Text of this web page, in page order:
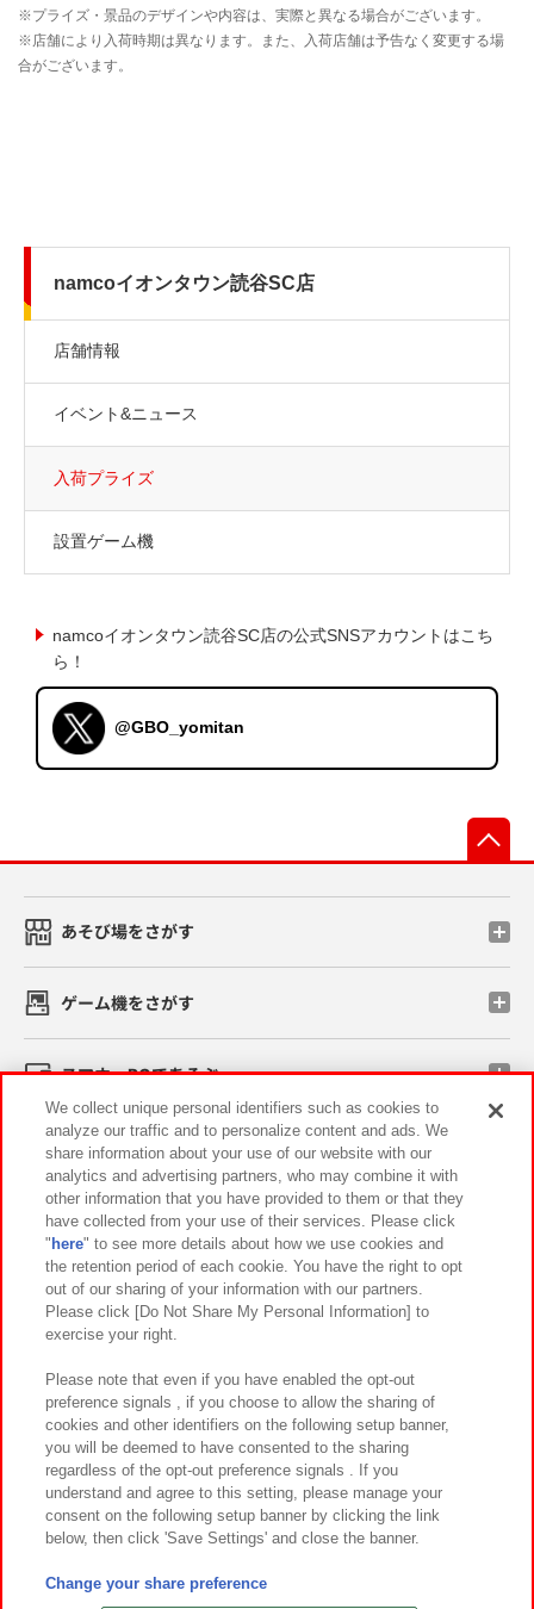
namcoイオンタウン読谷SC店
店舗情報
イベント&ニュース
入荷プライズ
設置ゲーム機
namcoイオンタウン読谷SC店の公式SNSアカウントはこち
ら！
@GBO_yomitan
あそび場をさがす
ゲーム機をさがす
スマホ・PCであそぶ
イベント・キャンペーン
関連会社 サステナビリティ サイトポリシー
プライバシーポリシー ウェブアクセシビリティ方針と検証結果
お取引先さまとともに
カスタマーハラスメント対応方針 よくあるご質問・お問い合わせ
©Bandai Namco Amusement Inc.
©Bandai Namco Amusement Lab Inc.
We collect unique personal identifiers such as cookies to
analyze our traffic and to personalize content and ads. We
share information about your use of our website with our
analytics and advertising partners, who may combine it with
other information that you have provided to them or that they
have collected from your use of their services. Please click
" here" to see more details about how we use cookies and
the retention period of each cookie. You have the right to opt
out of our sharing of your information with our partners.
Please click [Do Not Share My Personal Information] to
exercise your right.
Please note that even if you have enabled the opt-out
preference signals , if you choose to allow the sharing of
cookies and other identifiers on the following setup banner,
you will be deemed to have consented to the sharing
regardless of the opt-out preference signals . If you
understand and agree to this setting, please manage your
consent on the following setup banner by clicking the link
below, then click 'Save Settings' and close the banner.
Change your share preference